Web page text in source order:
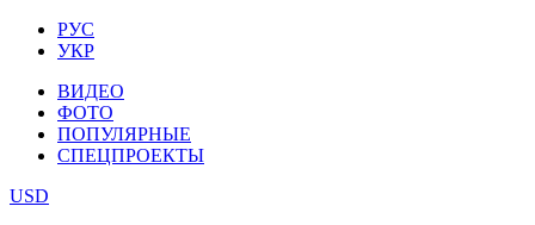
РУС
УКР
ВИДЕО
ФОТО
ПОПУЛЯРНЫЕ
СПЕЦПРОЕКТЫ
USD